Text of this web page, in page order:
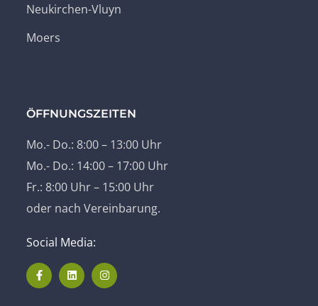
Neukirchen-Vluyn
Moers
ÖFFNUNGSZEITEN
Mo.- Do.: 8:00 – 13:00 Uhr
Mo.- Do.: 14:00 – 17:00 Uhr
Fr.: 8:00 Uhr – 15:00 Uhr
oder nach Vereinbarung.
Social Media: